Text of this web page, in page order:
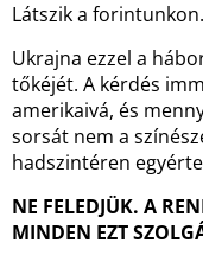
Látszik a forintunkon.
Ukrajna ezzel a
tőkéjét. A kérdés
amerikaivá, és
sorsát nem a
hadszintéren
NE FELEDJÜK. A
MINDEN EZT